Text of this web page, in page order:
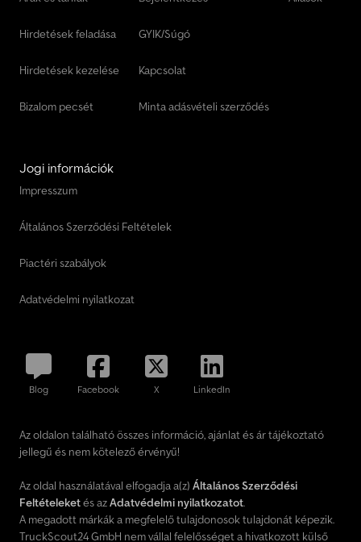
Hirdetések feladása
Hirdetések kezelése
Bizalom pecsét
GYIK/Súgó
Kapcsolat
Minta adásvételi szerződés
Jogi információk
Impresszum
Általános Szerződési Feltételek
Piactéri szabályok
Adatvédelmi nyilatkozat
Blog Facebook X LinkedIn
Az oldalon található összes információ, ajánlat és ár tájékoztató
jellegű és nem kötelező érvényű!
Az oldal használatával elfogadja a(z) Általános Szerződési
Feltételeketés azAdatvédelmi nyilatkozatot.
A megadott márkák a megfelelő tulajdonosok tulajdonát képezik.
TruckScout24 GmbH nem vállal felelősséget a hivatkozott külső